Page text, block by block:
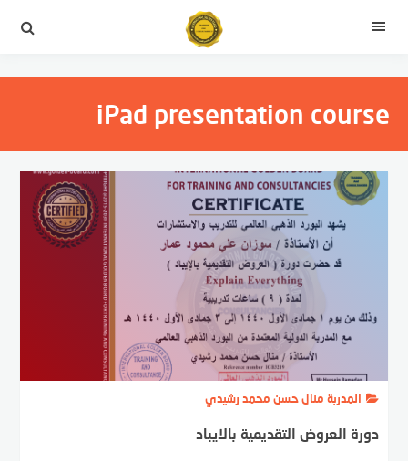
iPad presentation course
المدربة منال حسن محمد رشيدي
دورة العروض التقديمية بالايباد